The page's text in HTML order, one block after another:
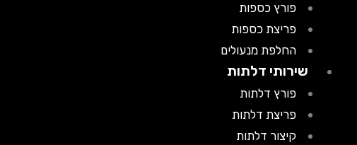
פורץ כספות
פריצת כספות
החלפת מנעולים
שירותי דלתות
פורץ דלתות
פריצת דלתות
קיצור דלתות